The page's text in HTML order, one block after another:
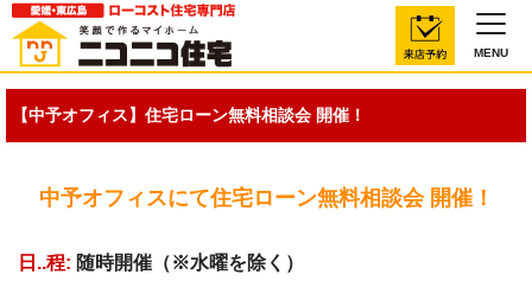
MENU
【中予オフィス】住宅ローン無料相談会 開催！
中予オフィスにて住宅ローン無料相談会 開催！
日..程: 随時開催（※水曜を除く）